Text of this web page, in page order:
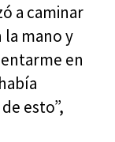
a caminar
la mano y
en
esto”,